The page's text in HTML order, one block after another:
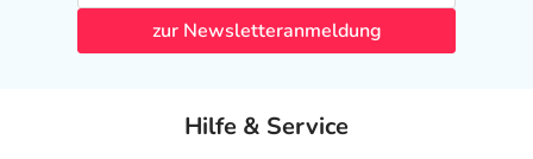
zur Newsletteranmeldung
Hilfe & Service